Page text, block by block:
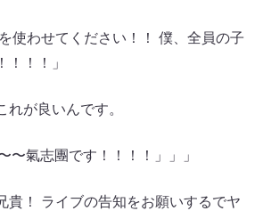
使わせてください！！ 僕、全員の子
！！」
れが良いんです。
〜氣志團です！！！！」」」
貴！ ライブの告知をお願いするでヤ